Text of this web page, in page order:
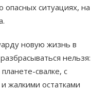
ситуациях, на
новую жизнь в
нельзя:
свалке, с
жалкими остатками